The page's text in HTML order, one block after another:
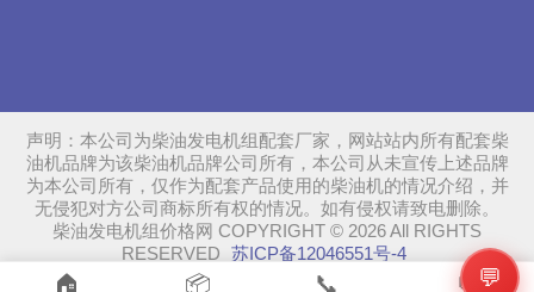
🏠 📦 📞 💬
声明：本公司为柴油发电机组配套厂家，网站站内所有配套柴
油机品牌为该柴油机品牌公司所有，本公司从未宣传上述品牌
为本公司所有，仅作为配套产品使用的柴油机的情况介绍，并
无侵犯对方公司商标所有权的情况。如有侵权请致电删除。
柴油发电机组价格网 COPYRIGHT © 2026 All RIGHTS
RESERVED 苏ICP备12046551号-4
💬